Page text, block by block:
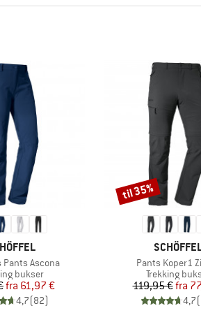
Pants Ascona
bukser
Pris
Nedsat pris
fra 61,97 €
4,7(82)
MÆRKE
Artikel
Pants Koper1
Trekking
Pris
119,95 €fra
4,7(
Rabat
til 35%